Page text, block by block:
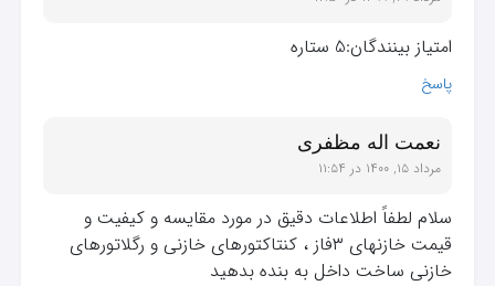
امتیاز بینندگان:5 ستاره
پاسخ
نعمت اله مظفری
مرداد ۱۵, ۱۴۰۰ در ۱۱:۵۴
سلام لطفاً اطلاعات دقیق در مورد مقایسه و کیفیت و
قیمت خازنهای ۳فاز ، کنتاکتورهای خازنی و رگلاتورهای
خازنی ساخت داخل به بنده بدهید